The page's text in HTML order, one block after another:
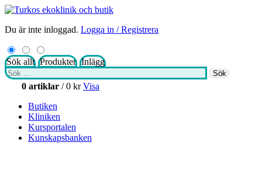
Du är inte inloggad. Logga in / Registrera
Sök allt Produkter Inlägg
Sök
efter:
Sök
0 artiklar /0 kr Visa
Butiken
Kliniken
Kursportalen
Kunskapsbanken